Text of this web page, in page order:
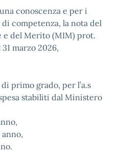
conoscenza e per i
competenza, la nota del
e del Merito (MIM) prot.
marzo 2026,
primo grado, per l’a.s
stabiliti dal Ministero
anno,